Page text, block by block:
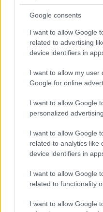
Google consents
I want to allow Google
related to advertising
device identifiers in
I want to allow my user
Google for online
I want to allow Google
personalized advertising.
I want to allow Google
related to analytics like
device identifiers in
I want to allow Google
related to functionality
I want to allow Google
SZÍNHÁZ, ZENE,
ÜNNEP A
ELSTARTOLT A